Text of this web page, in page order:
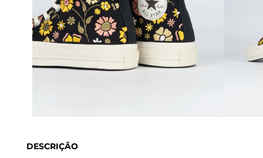
DESCRIÇÃO